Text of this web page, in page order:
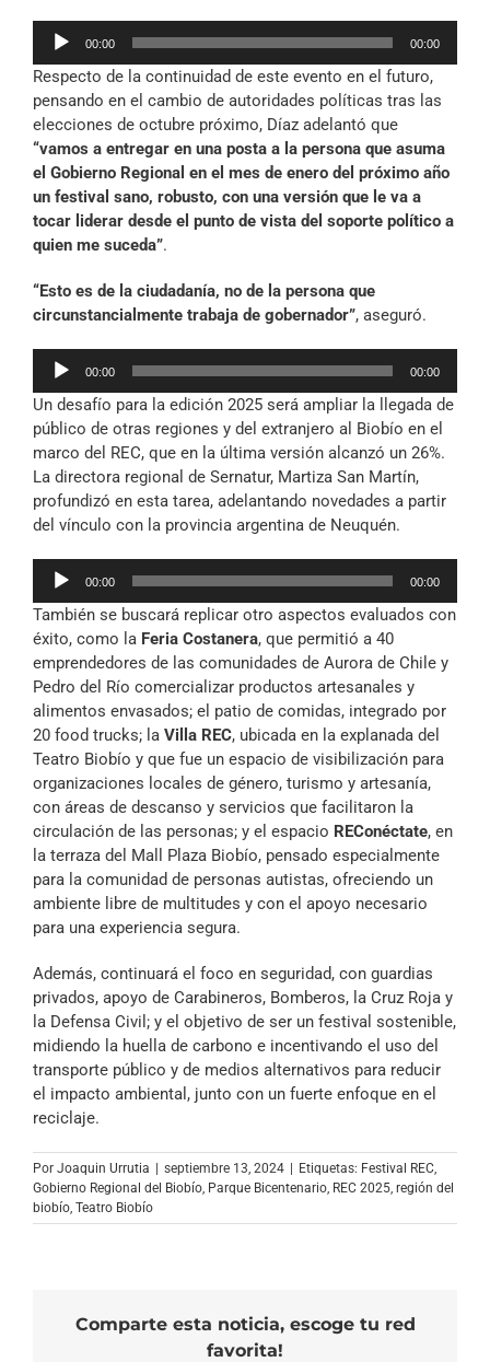
Reproductor
audio
00:00 00:00
Respecto de la continuidad de este evento en el futuro,
pensando en el cambio de autoridades políticas tras las
elecciones de octubre próximo, Díaz adelantó que
“vamos a entregar en una posta a la persona que asuma
el Gobierno Regional en el mes de enero del próximo año
un festival sano, robusto, con una versión que le va a
tocar liderar desde el punto de vista del soporte político a
quien me suceda”.
“Esto es de la ciudadanía, no de la persona que
circunstancialmente trabaja de gobernador”, aseguró.
Reproductor
audio
00:00 00:00
Un desafío para la edición 2025 será ampliar la llegada de
público de otras regiones y del extranjero al Biobío en el
marco del REC, que en la última versión alcanzó un 26%.
La directora regional de Sernatur, Martiza San Martín,
profundizó en esta tarea, adelantando novedades a partir
del vínculo con la provincia argentina de Neuquén.
Reproductor
audio
00:00 00:00
También se buscará replicar otro aspectos evaluados con
éxito, como la Feria Costanera, que permitió a 40
emprendedores de las comunidades de Aurora de Chile y
Pedro del Río comercializar productos artesanales y
alimentos envasados; el patio de comidas, integrado por
20 food trucks; la Villa REC, ubicada en la explanada del
Teatro Biobío y que fue un espacio de visibilización para
organizaciones locales de género, turismo y artesanía,
con áreas de descanso y servicios que facilitaron la
circulación de las personas; y el espacio REConéctate, en
la terraza del Mall Plaza Biobío, pensado especialmente
para la comunidad de personas autistas, ofreciendo un
ambiente libre de multitudes y con el apoyo necesario
para una experiencia segura.
Además, continuará el foco en seguridad, con guardias
privados, apoyo de Carabineros, Bomberos, la Cruz Roja y
la Defensa Civil; y el objetivo de ser un festival sostenible,
midiendo la huella de carbono e incentivando el uso del
transporte público y de medios alternativos para reducir
el impacto ambiental, junto con un fuerte enfoque en el
reciclaje.
Por Joaquin Urrutia septiembre 13, 2024 Etiquetas: Festival REC,
Gobierno Regional del Biobío, Parque Bicentenario, REC 2025, región del
biobío, Teatro Biobío
Comparte esta noticia, escoge tu red
favorita!